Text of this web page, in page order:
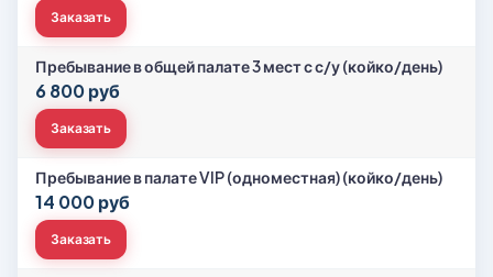
Заказать
Пребывание в общей палате 3 мест с с/у (койко/день)
6 800 руб
Заказать
Пребывание в палате VIP (одноместная) (койко/день)
14 000 руб
Заказать